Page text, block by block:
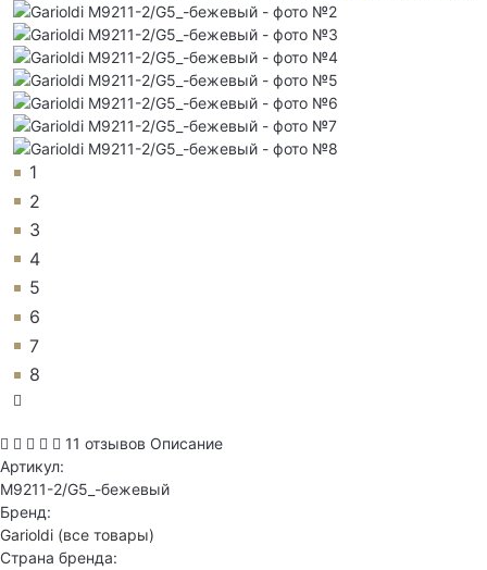
1
2
3
4
5
6
7
8
11 отзывов Описание
Артикул:
M9211-2/G5_-бежевый
Бренд:
Garioldi (все товары)
Страна бренда: